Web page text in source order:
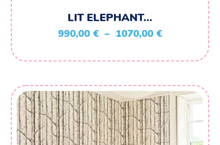
LIT ELEPHANT…
990,00 € – 1070,00 €Plage
prix :
à
1070,00 €